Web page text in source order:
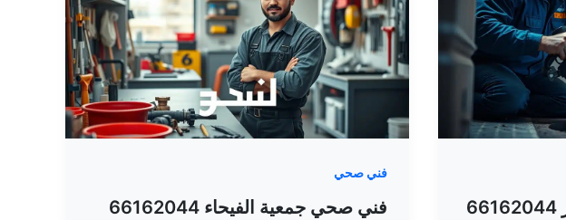
فني صحي
فني صحي جمعية الفيحاء 66162044